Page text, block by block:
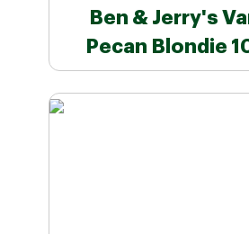
Ben & Jerry's
Pecan Blondie